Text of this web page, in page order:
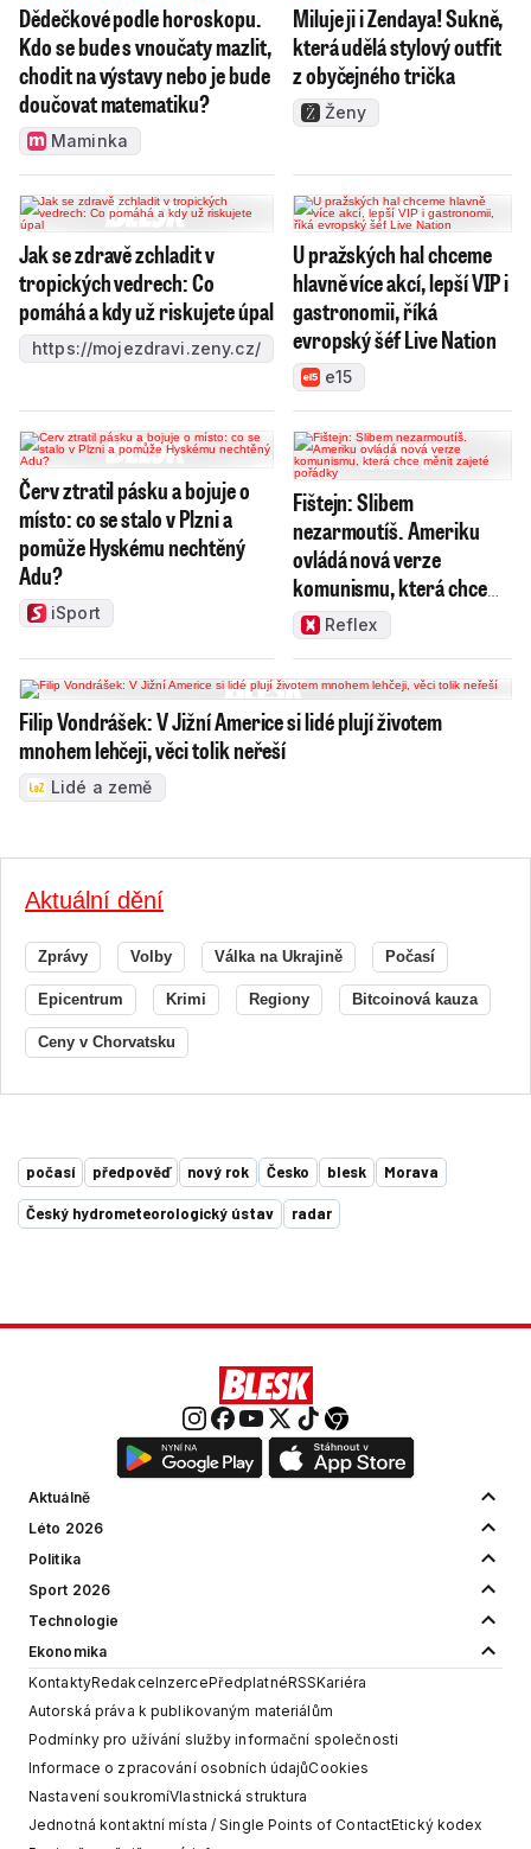
Dědečkové podle horoskopu.
Kdo se bude s vnoučaty mazlit,
chodit na výstavy nebo je bude
doučovat matematiku?
Maminka
Miluje ji i Zendaya! Sukně,
která udělá stylový outfit
z obyčejného trička
Ženy
Jak se zdravě zchladit v
tropických vedrech: Co
pomáhá a kdy už riskujete úpal
https://mojezdravi.zeny.cz/
U pražských hal chceme
hlavně více akcí, lepší VIP i
gastronomii, říká
evropský šéf Live Nation
e15
Červ ztratil pásku a bojuje o
místo: co se stalo v Plzni a
pomůže Hyskému nechtěný
Adu?
iSport
Fištejn: Slibem
nezarmoutíš. Ameriku
ovládá nová verze
komunismu, která chce
měnit zajeté pořádky
Reflex
Filip Vondrášek: V Jižní Americe si lidé plují životem
mnohem lehčeji, věci tolik neřeší
Lidé a země
Aktuální dění
Zprávy Volby Válka na Ukrajině Počasí
Epicentrum Krimi Regiony Bitcoinová kauza
Ceny v Chorvatsku
počasí předpověď nový rok Česko blesk Morava
Český hydrometeorologický ústav radar
Aktuálně
Léto 2026
Politika
Sport 2026
Technologie
Ekonomika
KontaktyRedakceInzercePředplatnéRSSKariéra
Autorská práva k publikovaným materiálům
Podmínky pro užívání služby informační společnosti
Informace o zpracování osobních údajůCookies
Nastavení soukromíVlastnická struktura
Jednotná kontaktní místa / Single Points of ContactEtický kodex